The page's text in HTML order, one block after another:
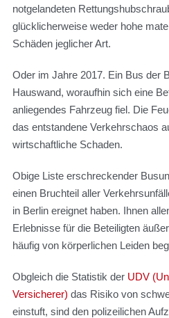
notgelandeten
glücklicherweise weder hohe
Schäden jeglicher Art.
Oder im Jahre 2017. Ein Bus der
Hauswand, woraufhin sich eine
anliegendes Fahrzeug fiel. Die
das entstandene Verkehrschaos
wirtschaftliche Schaden.
Obige Liste erschreckender
einen Bruchteil aller
in Berlin ereignet haben. Ihnen
Erlebnisse für die Beteiligten
häufig von körperlichen Leiden
Obgleich die Statistik der UDV
Versicherer) das Risiko von
einstuft, sind den polizeilichen